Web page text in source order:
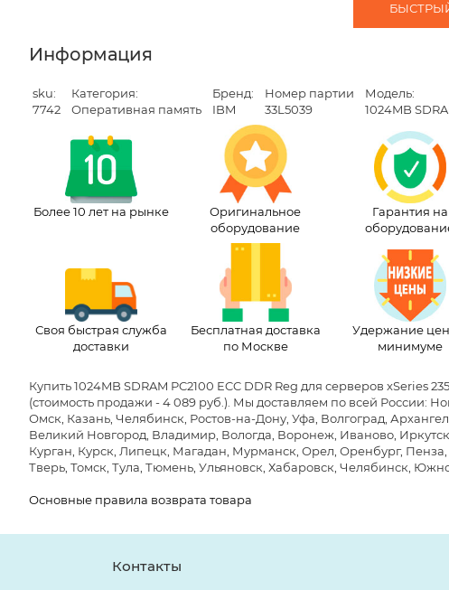
Информация
sku:
7742
Категория:
Оперативная память
Бренд:
IBM
Номер партии
33L5039
Модель:
1024MB
Более 10 лет на рынке
Оригинальное
оборудование
Гарантия на
Своя быстрая служба
доставки
Бесплатная доставка
по Москве
Удержание
минимуме
Купить 1024MB SDRAM PC2100 ECC DDR Reg для серверов xSeries
(стоимость продажи - 4 089 руб.) . Мы доставляем по всей России:
Омск, Казань, Челябинск, Ростов-на-Дону, Уфа, Волгоград,
Великий Новгород, Владимир, Вологда, Воронеж, Иваново,
Курган, Курск, Липецк, Магадан, Мурманск, Орел, Оренбург,
Тверь, Томск, Тула, Тюмень, Ульяновск, Хабаровск, Челябинск,
Основные правила возврата товара
Контакты